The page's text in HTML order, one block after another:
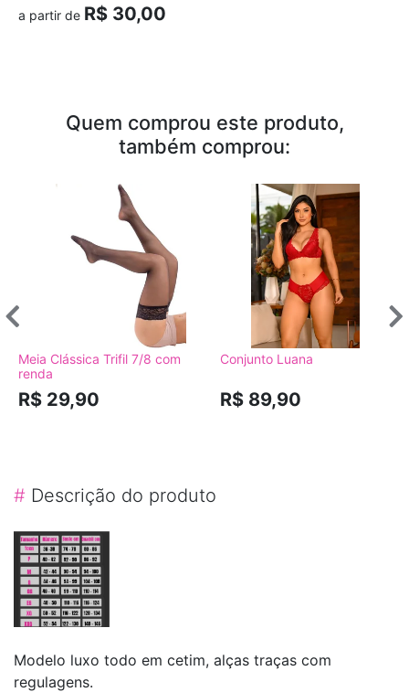
a partir de R$ 30,00
Quem comprou este produto,
também comprou:
Meia Clássica Trifil 7/8 com
renda
R$ 29,90
Conjunto Luana
R$ 89,90
# Descrição do produto
Modelo luxo todo em cetim, alças traças com
regulagens.